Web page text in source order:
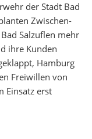
der Stadt Bad
Zwischen-
Salzuflen mehr
ihre Kunden
Hamburg
Freiwillen von
Einsatz erst